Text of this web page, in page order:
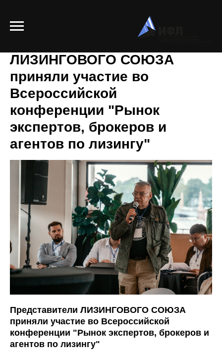
ЛИЗИНГОВОГО СОЮЗА
приняли участие во
Всероссийской
конференции "Рынок
экспертов, брокеров и
агентов по лизингу"
Представители ЛИЗИНГОВОГО СОЮЗА
приняли участие во Всероссийской
конференции "Рынок экспертов, брокеров и
агентов по лизингу"